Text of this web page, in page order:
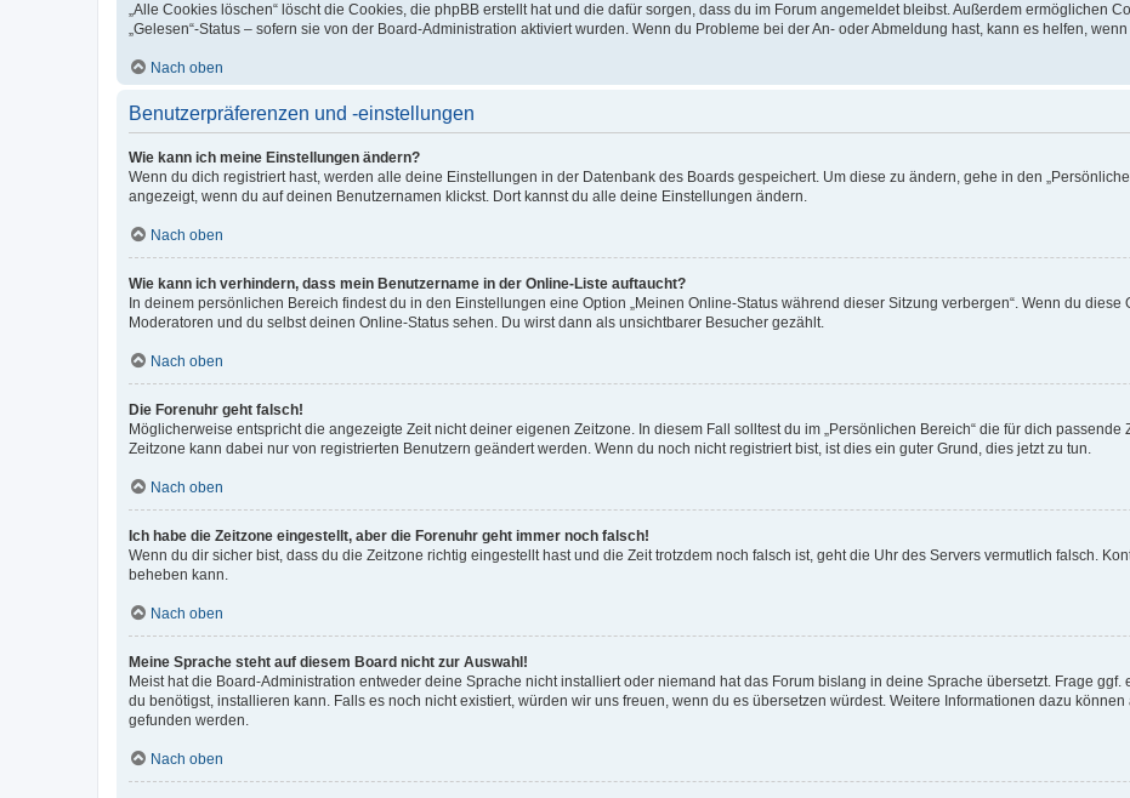
„Alle Cookies löschen“ löscht die Cookies, die phpBB erstellt hat und die dafür sorgen, dass du im Forum angemeldet bleibst. Außerdem ermöglichen
„Gelesen“-Status – sofern sie von der Board-Administration aktiviert wurden. Wenn du Probleme bei der An- oder Abmeldung hast, kann es helfen,
Nach oben
Benutzerpräferenzen und -einstellungen
Wie kann ich meine Einstellungen ändern?
Wenn du dich registriert hast, werden alle deine Einstellungen in der Datenbank des Boards gespeichert. Um diese zu ändern, gehe in den
angezeigt, wenn du auf deinen Benutzernamen klickst. Dort kannst du alle deine Einstellungen ändern.
Nach oben
Wie kann ich verhindern, dass mein Benutzername in der Online-Liste auftaucht?
In deinem persönlichen Bereich findest du in den Einstellungen eine Option „Meinen Online-Status während dieser Sitzung verbergen“. Wenn du
Moderatoren und du selbst deinen Online-Status sehen. Du wirst dann als unsichtbarer Besucher gezählt.
Nach oben
Die Forenuhr geht falsch!
Möglicherweise entspricht die angezeigte Zeit nicht deiner eigenen Zeitzone. In diesem Fall solltest du im „Persönlichen Bereich“ die für dich
Zeitzone kann dabei nur von registrierten Benutzern geändert werden. Wenn du noch nicht registriert bist, ist dies ein guter Grund, dies jetzt zu tun.
Nach oben
Ich habe die Zeitzone eingestellt, aber die Forenuhr geht immer noch falsch!
Wenn du dir sicher bist, dass du die Zeitzone richtig eingestellt hast und die Zeit trotzdem noch falsch ist, geht die Uhr des Servers vermutlich falsch.
beheben kann.
Nach oben
Meine Sprache steht auf diesem Board nicht zur Auswahl!
Meist hat die Board-Administration entweder deine Sprache nicht installiert oder niemand hat das Forum bislang in deine Sprache übersetzt. Frage
du benötigst, installieren kann. Falls es noch nicht existiert, würden wir uns freuen, wenn du es übersetzen würdest. Weitere Informationen dazu können
gefunden werden.
Nach oben